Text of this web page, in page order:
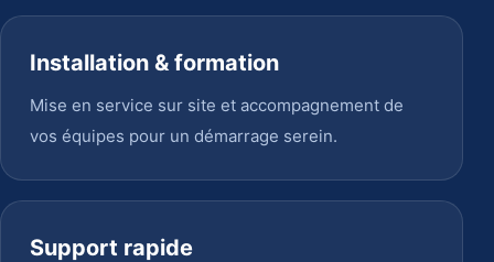
Installation & formation
Mise en service sur site et accompagnement de
vos équipes pour un démarrage serein.
Support rapide